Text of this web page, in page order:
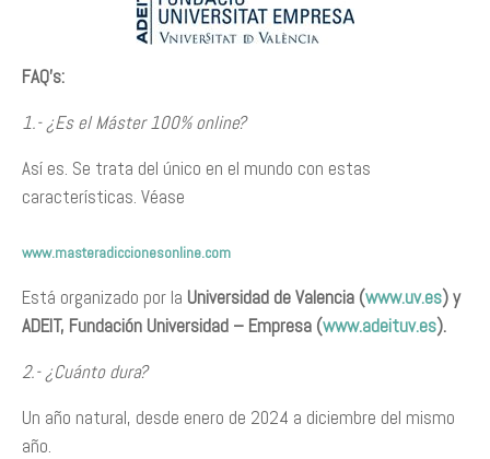
FAQ’s:
1.- ¿Es el Máster 100% online?
Así es. Se trata del único en el mundo con estas
características. Véase
www.masteradiccionesonline.com
Está organizado por la Universidad de Valencia (www.uv.es) y
ADEIT, Fundación Universidad – Empresa (www.adeituv.es).
2.- ¿Cuánto dura?
Un año natural, desde enero de 2024 a diciembre del mismo
año.